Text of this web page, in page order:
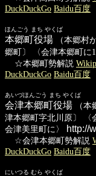
DuckDuckGo Baidu百度
ほんごう まち やくば
本郷町役場 （本郷村
郷町〕 〈会津本郷町に
☆本郷町勢解説
DuckDuckGo Baidu百度
あいづほんごう まち やくば
会津本郷町役場 （本
津本郷町字北川原〕 〈
会津美里町に〉
http://
☆会津本郷町勢解説
DuckDuckGo Baidu百度
にいつる むら やくば